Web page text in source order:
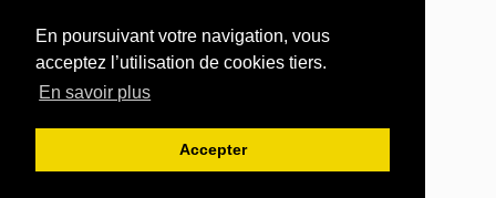
En poursuivant votre navigation, vous
acceptez l’utilisation de cookies tiers.
En savoir plus
Accepter
VALIDE
PHO
ORIENTATION
horizontal
05
15